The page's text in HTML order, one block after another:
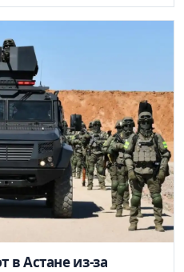
в Астане из-за